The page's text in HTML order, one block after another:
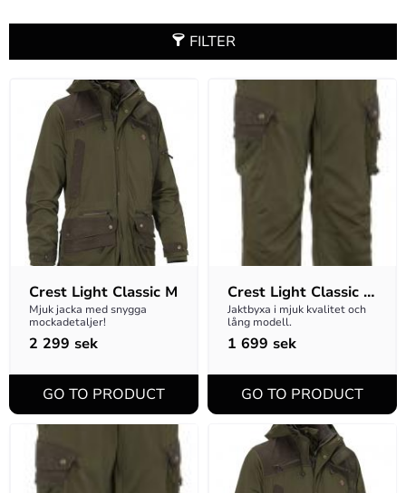
FILTER
Crest Light Classic M
Mjuk jacka med snygga
mockadetaljer!
2 299 sek
Crest Light Classic
M D-size Byxa
Jaktbyxa i mjuk kvalitet och
lång modell.
1 699 sek